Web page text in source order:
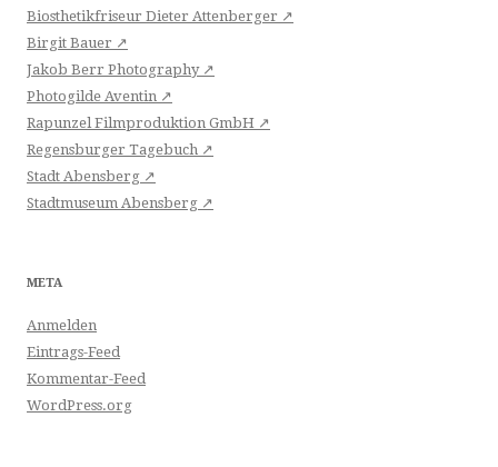
Biosthetikfriseur Dieter Attenberger ↗
Birgit Bauer ↗
Jakob Berr Photography ↗
Photogilde Aventin ↗
Rapunzel Filmproduktion GmbH ↗
Regensburger Tagebuch ↗
Stadt Abensberg ↗
Stadtmuseum Abensberg ↗
META
Anmelden
Eintrags-Feed
Kommentar-Feed
WordPress.org